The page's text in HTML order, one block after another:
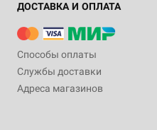
ДОСТАВКА И ОПЛАТА
Способы оплаты
Службы доставки
Адреса магазинов